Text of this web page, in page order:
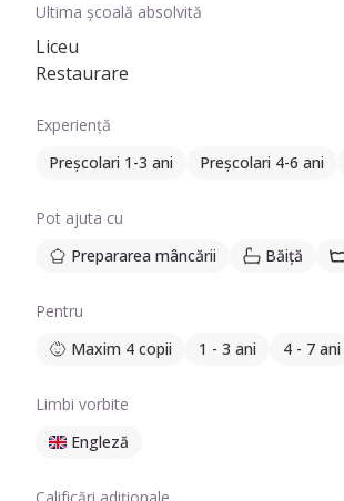
Ultima școală absolvită
Liceu
Restaurare
Experiență
Preșcolari 1-3 ani
Preșcolari 4-6 ani
Pot ajuta cu
Prepararea mâncării
Băiță
Pentru
Maxim 4 copii
1 - 3 ani 4 - 7 ani
Limbi vorbite
Engleză